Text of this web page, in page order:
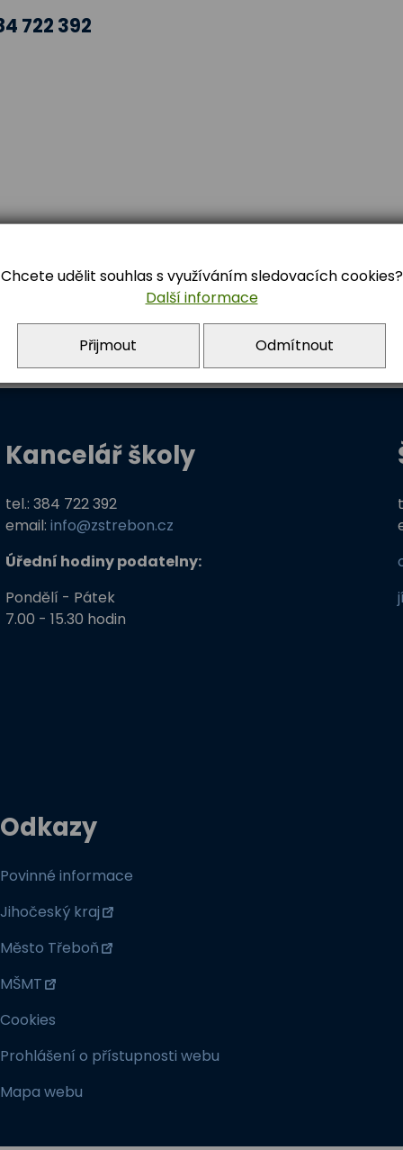
722 392
Kancelář školy
tel.: 384 722 392
email: info@zstrebon.cz
Úřední hodiny podatelny:
Pondělí - Pátek
7.00 - 15.30 hodin
Odkazy
Povinné informace
Jihočeský kraj
Město Třeboň
MŠMT
Cookies
Prohlášení o přístupnosti webu
Mapa webu
Chcete udělit souhlas s využíváním sledovacích cookies?
Další informace
Přijmout Odmítnout